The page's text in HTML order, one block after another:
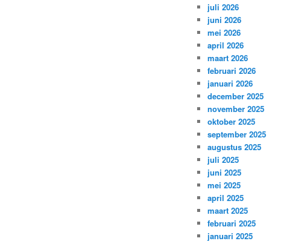
juli 2026
juni 2026
mei 2026
april 2026
maart 2026
februari 2026
januari 2026
december 2025
november 2025
oktober 2025
september 2025
augustus 2025
juli 2025
juni 2025
mei 2025
april 2025
maart 2025
februari 2025
januari 2025